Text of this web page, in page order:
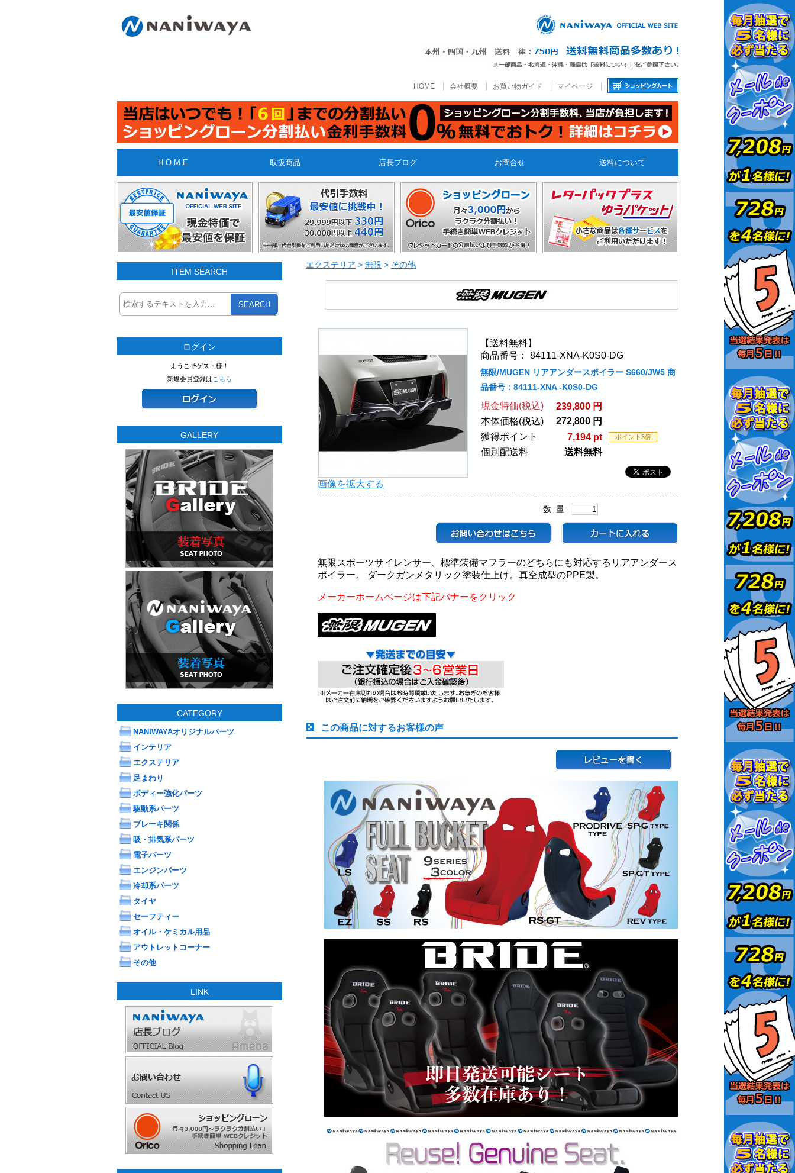
HOME 会社概要 お買い物ガイド マイページ
H O M E 取扱商品 店長ブログ お問合せ 送料について
ITEM SEARCH
SEARCH
ログイン
ようこそゲスト様！
新規会員登録は こちら
GALLERY
CATEGORY
NANIWAYAオリジナルパーツ
インテリア
エクステリア
足まわり
ボディー強化パーツ
駆動系パーツ
ブレーキ関係
吸・排気系パーツ
電子パーツ
エンジンパーツ
冷却系パーツ
タイヤ
セーフティー
オイル・ケミカル用品
アウトレットコーナー
その他
LINK
エクステリア > 無限 > その他
画像を拡大する
【送料無料】
商品番号： 84111-XNA-K0S0-DG
無限/MUGEN リアアンダースポイラー S660/JW5 商
品番号：84111-XNA -K0S0-DG
現金特価(税込)
239,800 円
本体価格(税込)
272,800 円
獲得ポイント
7,194 pt ポイント3倍
個別配送料 送料無料
数 量
無限スポーツサイレンサー、標準装備マフラーのどちらにも対応するリアアンダース
ポイラー。 ダークガンメタリック塗装仕上げ。真空成型のPPE製。
メーカーホームページは下記バナーをクリック
この商品に対するお客様の声